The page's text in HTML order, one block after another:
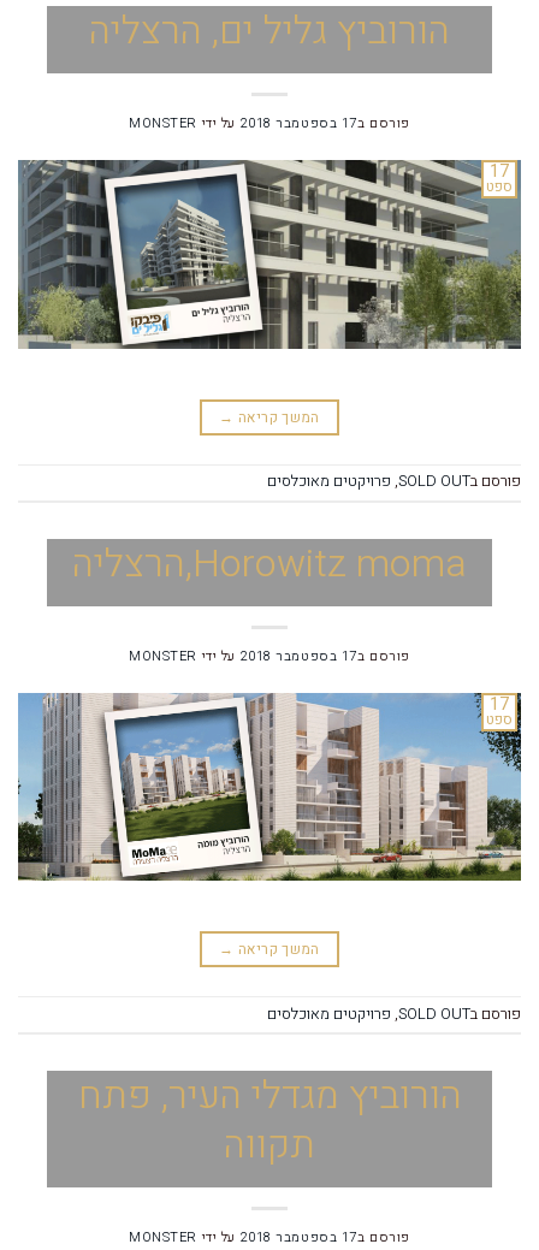
הורוביץ גליל ים, הרצליה
פורסם ב17 בספטמבר 2018 על ידי MONSTER
17
ספט
המשך קריאה →
פורסם בSOLD OUT
, פרויקטים מאוכלסים
Horowitz moma,הרצליה
פורסם ב17 בספטמבר 2018 על ידי MONSTER
17
ספט
המשך קריאה →
פורסם בSOLD OUT
, פרויקטים מאוכלסים
הורוביץ מגדלי העיר, פתח
תקווה
פורסם ב17 בספטמבר 2018 על ידי MONSTER